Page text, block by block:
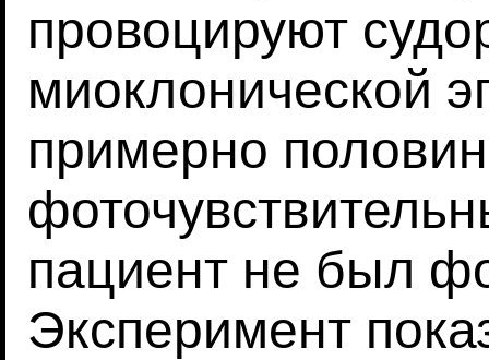
провоцируют
миоклонической
примерно
пациент не был
Эксперимент